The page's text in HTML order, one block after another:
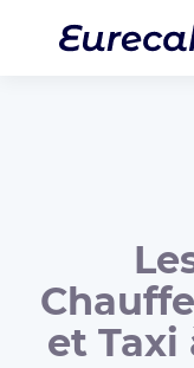
et Taxi